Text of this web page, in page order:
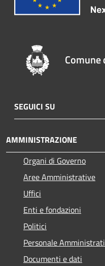
Comune
SEGUICI SU
AMMINISTRAZIONE
Organi di Governo
Aree Amministrative
Uffici
Enti e fondazioni
Politici
Personale
Documenti e dati